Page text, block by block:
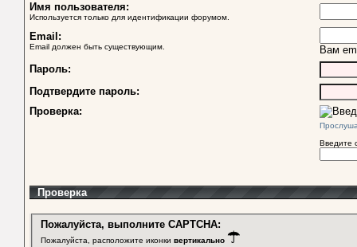
Имя пользователя:
Используется только для идентификации форумом.
Email:
Email должен быть существующим.
Вам
Пароль:
Подтвердите пароль:
Проверка:
Введите
Проверка
Пожалуйста, выполните CAPTCHA:
Пожалуйста, расположите иконки вертикально